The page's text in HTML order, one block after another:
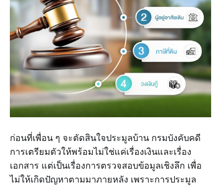
ก่อนที่เพื่อน ๆ จะตัดสินใจประมูลบ้าน กรมบังคับคดี
การเตรียมตัวให้พร้อมไม่ใช่แค่เรื่องเงินและเรื่อง
เอกสาร แต่เป็นเรื่องการตรวจสอบข้อมูลเชิงลึก เพื่อ
ไม่ให้เกิดปัญหาตามมาภายหลัง เพราะการประมูล